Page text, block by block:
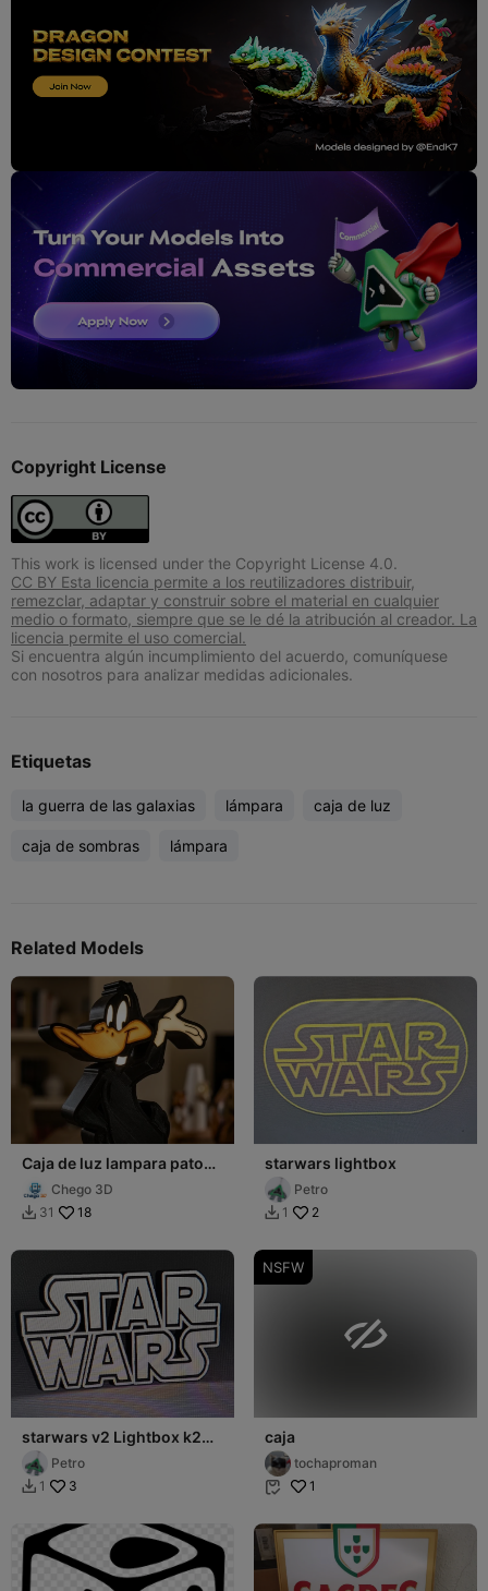
Copyright License
This work is licensed under the Copyright License 4.0.
CC BY Esta licencia permite a los reutilizadores distribuir,
remezclar, adaptar y construir sobre el material en cualquier
medio o formato, siempre que se le dé la atribución al creador. La
licencia permite el uso comercial.
Si encuentra algún incumplimiento del acuerdo, comuníquese
con nosotros para analizar medidas adicionales.
Etiquetas
la guerra de las galaxias lámpara caja de luz
caja de sombras lámpara
Related Models
Caja de luz lampara pato
lucasChego 3D
 31 18
starwars lightbox
Petro
 1 2
starwars v2 Lightbox k2
plusPetro
 1 3
NSFW

caja
tochaproman
 1